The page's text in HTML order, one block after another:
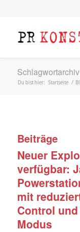
Du bist hier: Startseite /
Beiträge
Neuer
verfügbar:
mit
Control
Modus